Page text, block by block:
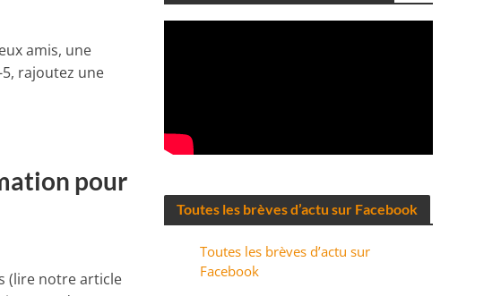
amis, une
rajoutez une
pour
(lire notre article
Toutes les brèves d’actu sur Facebook
Toutes les brèves d’actu sur
Facebook